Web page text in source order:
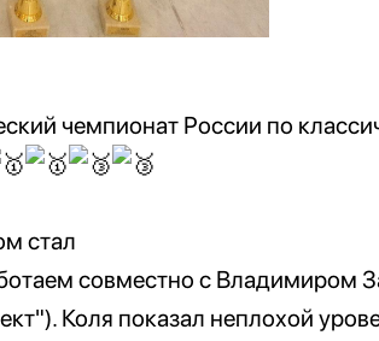
чемпионат России по
стал
совместно с Владимиром
Коля показал неплохой